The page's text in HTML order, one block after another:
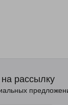
рассылку